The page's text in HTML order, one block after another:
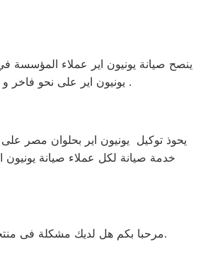
ينصح صيانة يونيون اير عملاء المؤسسة
يونيون اير على نحو فاخر و النفع من الخواص والمواصفات المتوفرة لكل جهاز ثالثا أسلوب الاتصال مع ممثلى خدمة عملاء يونيون اير أو وكلاء الصيانة فى كل دولة من دول العالم .
يحوذ توكيل يونيون اير بحلوان مصر
خدمة صيانة لكل عملاء صيانة يونيون
مرحبا بكم هل لديك مشكلة فى منتجات يونيون اير أو أعطال في منتجات يونيون اير التى تتطلب الدعم الفنى أو هل لديك سؤال؟ يمكننا المساعدة بسهولة لاننا أفضل خدمة عملاء صيانة فى مصر.